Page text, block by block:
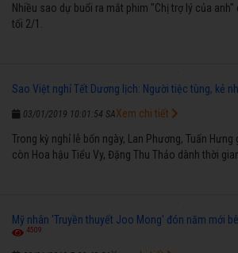
Nhiều sao dự buổi ra mắt phim "Chị trợ lý của
tối 2/1.
Sao Việt nghỉ Tết Dương lịch: Người tiệc tùng, kẻ
03/01/2019 10:01:54 SA
Trong kỳ nghỉ lễ bốn ngày, Lan Phương, Tuấn
còn Hoa hậu Tiểu Vy, Đặng Thu Thảo dành thời
Xem chi tiết
Mỹ nhân 'Truyền thuyết Joo Mong' đón năm mới
4509